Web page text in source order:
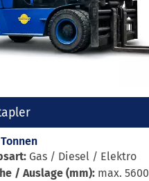
Gas / Diesel / Elektro
/ Auslage (mm): max. 5600